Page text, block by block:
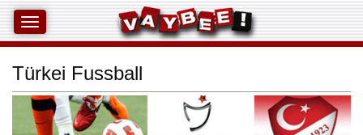
Türkei Fussball